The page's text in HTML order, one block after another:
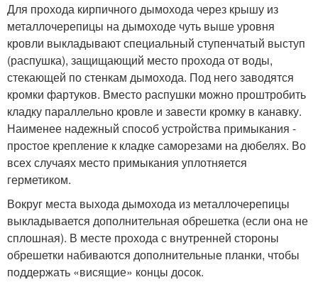
Для прохода кирпичного дымохода через крышу из
металлочерепицы на дымоходе чуть выше уровня
кровли выкладывают специальный ступенчатый выступ
(распушка), защищающий место прохода от воды,
стекающей по стенкам дымохода. Под него заводятся
кромки фартуков. Вместо распушки можно проштробить
кладку параллельно кровле и завести кромку в канавку.
Наименее надежный способ устройства примыкания -
простое крепление к кладке саморезами на дюбелях. Во
всех случаях место примыкания уплотняется
герметиком.
Вокруг места выхода дымохода из металлочерепицы
выкладывается дополнительная обрешетка (если она не
сплошная). В месте прохода с внутренней стороны
обрешетки набиваются дополнительные планки, чтобы
поддержать «висящие» концы досок.